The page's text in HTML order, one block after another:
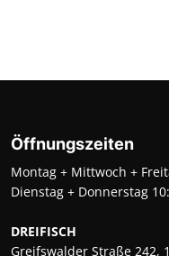
Öffnungszeiten
Montag + Mittwoch +
Dienstag + Donnerstag
DREIFISCH
Greifswalder Straße 242,